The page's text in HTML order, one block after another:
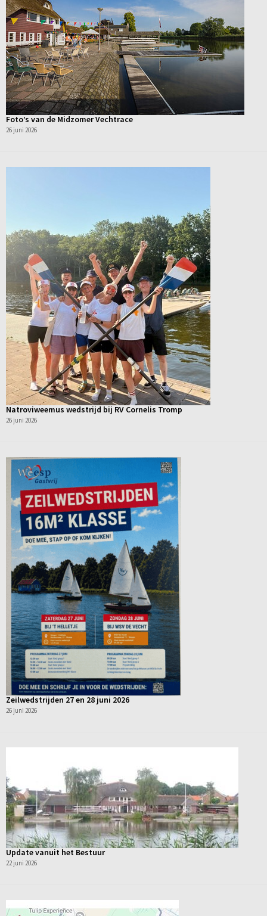
Foto’s van de Midzomer Vechtrace
26 juni 2026
Natroviweemus wedstrijd bij RV Cornelis Tromp
26 juni 2026
Zeilwedstrijden 27 en 28 juni 2026
26 juni 2026
Update vanuit het Bestuur
22 juni 2026